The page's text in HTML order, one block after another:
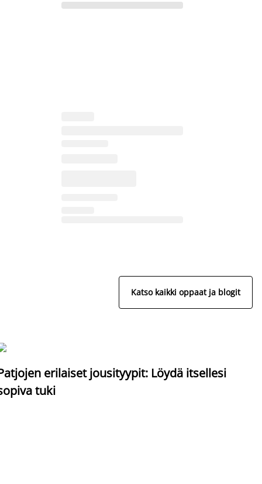
Katso kaikki oppaat ja blogit
erilaiset jousityypit: Löydä itsellesi
tuki